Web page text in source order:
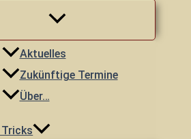
Aktuelles
Zukünftige Termine
Über…